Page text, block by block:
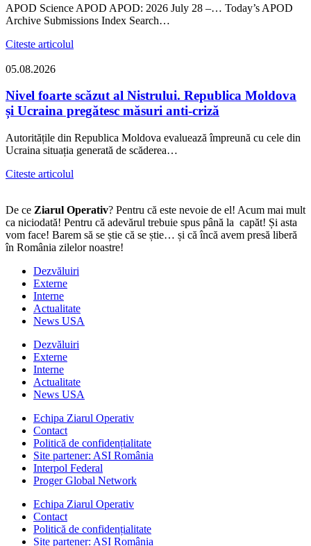
APOD Science APOD APOD: 2026 July 28 –… Today’s APOD
Archive Submissions Index Search…
Citeste articolul
05.08.2026
Nivel foarte scăzut al Nistrului. Republica Moldova
și Ucraina pregătesc măsuri anti-criză
Autoritățile din Republica Moldova evaluează împreună cu cele din
Ucraina situația generată de scăderea…
Citeste articolul
De ce Ziarul Operativ? Pentru că este nevoie de el! Acum mai mult
ca niciodată! Pentru că adevărul trebuie spus până la capăt! Și asta
vom face! Barem să se știe că se știe… și că încă avem presă liberă
în România zilelor noastre!
Dezvăluiri
Externe
Interne
Actualitate
News USA
Dezvăluiri
Externe
Interne
Actualitate
News USA
Echipa Ziarul Operativ
Contact
Politică de confidențialitate
Site partener: ASI România
Interpol Federal
Proger Global Network
Echipa Ziarul Operativ
Contact
Politică de confidențialitate
Site partener: ASI România